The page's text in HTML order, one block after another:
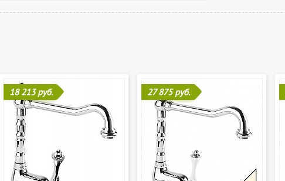
18 213 руб. 27 875 руб.